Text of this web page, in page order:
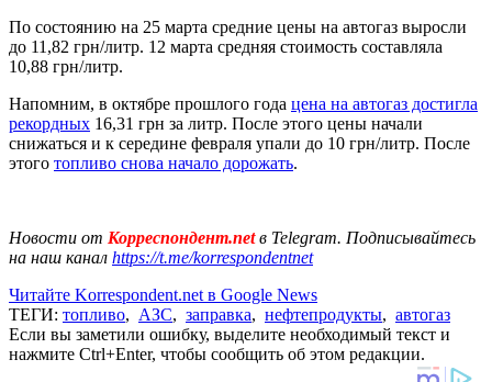
По состоянию на 25 марта средние цены на автогаз выросли
до 11,82 грн/литр. 12 марта средняя стоимость составляла
10,88 грн/литр.
Напомним, в октябре прошлого года цена на автогаз достигла
рекордных 16,31 грн за литр. После этого цены начали
снижаться и к середине февраля упали до 10 грн/литр. После
этого топливо снова начало дорожать.
Новости от Корреспондент.netв Telegram. Подписывайтесь
на наш канал https://t.me/korrespondentnet
Читайте Korrespondent.net в Google News
ТЕГИ: топливо, АЗС, заправка, нефтепродукты, автогаз
Если вы заметили ошибку, выделите необходимый текст и
нажмите Ctrl+Enter, чтобы сообщить об этом редакции.